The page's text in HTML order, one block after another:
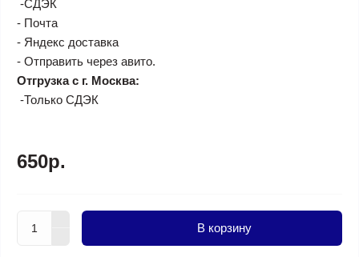
-СДЭК
- Почта
- Яндекс доставка
- Отправить через авито.
Отгрузка с г. Москва:
-Только СДЭК
650р.
В корзину